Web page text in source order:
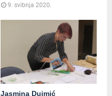
9. svibnja 2020.
Jasmina Dujmić